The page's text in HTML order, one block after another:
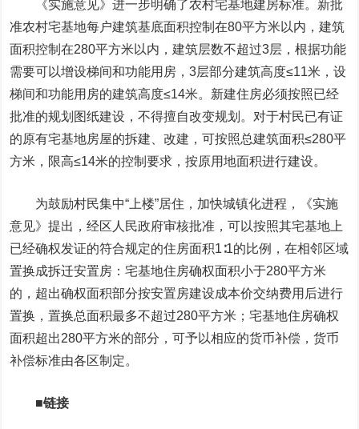
《实施意见》进一步明确了农村宅基地建房标准。新批
准农村宅基地每户建筑基底面积控制在80平方米以内，建筑
面积控制在280平方米以内，建筑层数不超过3层，根据功能
需要可以增设梯间和功能用房，3层部分建筑高度≤11米，设
梯间和功能用房的建筑高度≤14米。新建住房必须按照已经
批准的规划图纸建设，不得擅自改变规划。对于村民已有证
的原有宅基地房屋的拆建、改建，可按照总建筑面积≤280平
方米，限高≤14米的控制要求，按原用地面积进行建设。
为鼓励村民集中“上楼”居住，加快城镇化进程，《实施
意见》提出，经区人民政府审核批准，可以按照其宅基地上
已经确权发证的符合规定的住房面积1∶1的比例，在相邻区域
置换成拆迁安置房：宅基地住房确权面积小于280平方米
的，超出确权面积部分按安置房建设成本价交纳费用后进行
置换，置换总面积最多不超过280平方米；宅基地住房确权
面积超出280平方米的部分，可予以相应的货币补偿，货币
补偿标准由各区制定。
■链接